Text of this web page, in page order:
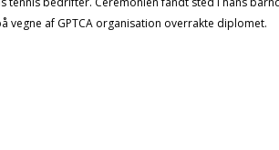
vegne af GPTCA organisation overrakte diplomet.